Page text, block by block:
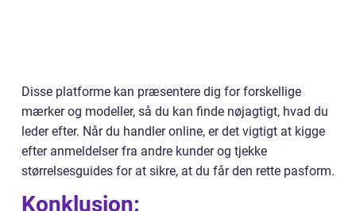
Disse platforme kan præsentere dig for forskellige
mærker og modeller, så du kan finde nøjagtigt, hvad du
leder efter. Når du handler online, er det vigtigt at kigge
efter anmeldelser fra andre kunder og tjekke
størrelsesguides for at sikre, at du får den rette pasform.
Konklusion: